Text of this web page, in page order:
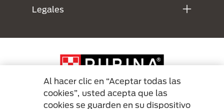
Legales
Al hacer clic en “Aceptar todas las
cookies”, usted acepta que las
cookies se guarden en su dispositivo